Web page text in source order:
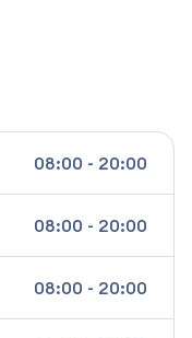
08:00 - 20:00
08:00 - 20:00
08:00 - 20:00